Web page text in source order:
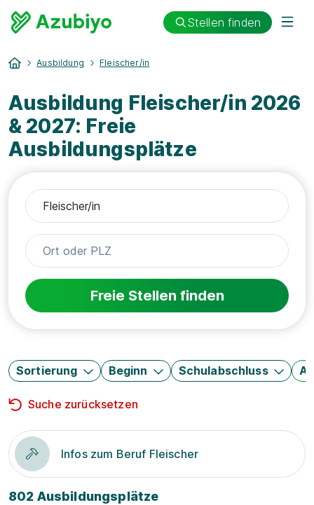
Stellen finden
Ausbildung Fleischer/in
Ausbildung Fleischer/in 2026
& 2027: Freie
Ausbildungsplätze
Freie Stellen finden
Sortierung Beginn Schulabschluss
Suche zurücksetzen
Infos zum Beruf Fleischer
802 Ausbildungsplätze